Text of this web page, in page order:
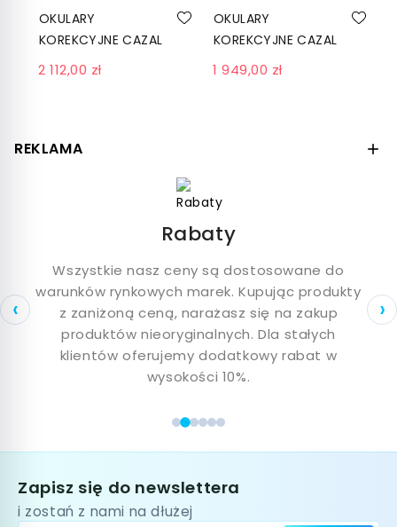
OKULARY
KOREKCYJNE CAZAL
5014 001 SCHWARZ-
GOLD
2 112,00 zł
OKULARY
KOREKCYJNE CAZAL
5000 001 BLACK
1 949,00 zł
REKLAMA 
Okulary przeciwsłoneczne Cazal
Damskie okulary przeciwsłoneczne Cazal
Męskie okulary przeciwsłoneczne Cazal
Okulary korekcyjne Cazal
Damskie okulary korekcyjne Cazal
Męskie okulary korekcyjne Cazal
Damskie okulary Cazal
Męskie okulary Cazal
‹
o
Rabaty
Wszystkie nasz ceny są dostosowane do
warunków rynkowych marek. Kupując produkty
z zaniżoną ceną, narażasz się na zakup
produktów nieoryginalnych. Dla stałych
klientów oferujemy dodatkowy rabat w
wysokości 10%.
›
Zapisz się do newslettera
i zostań z nami na dłużej